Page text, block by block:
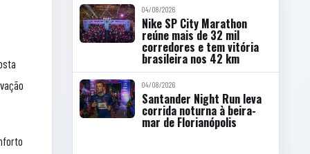
04/08/2026
Nike SP City Marathon
reúne mais de 32 mil
corredores e tem vitória
brasileira nos 42 km
04/08/2026
Santander Night Run leva
corrida noturna à beira-
mar de Florianópolis